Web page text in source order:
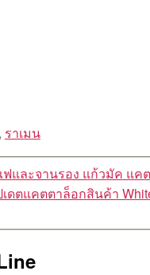
, ราเมน
และจานรอง แก้วมัค แค
ดตแคตตาล็อกสินค้า